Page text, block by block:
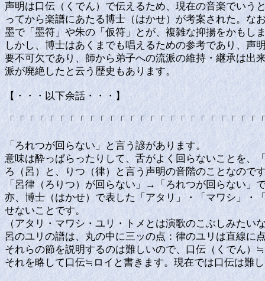
声明は口伝（くでん）で伝えるため、現在の音楽でいう
ってから楽譜にあたる博士（はかせ）が考案された。な
墨で「墨符」や朱の「仮符」とが、複雑な抑揚をかもし
しかし、博士はあくまでも唱えるための参考であり、
要不可欠であり、師から弟子への流派の維持・継承は出
派が廃絶したと云う歴史もあります。
【・・・以下余話・・・】
「「「「「「「「「「「「「「「「「「「「「「「「
「ろれつが回らない」と言う諺があります。
意味は酔っぱらったりして、舌がよく回らないことを
ろ（呂）と、りつ（律）と言う声明の音階のことなの
「呂律（ろりつ）が回らない」→「ろれつが回らない」
亦、博士（はかせ）で表した「アタリ」・「マワシ」・
せないことです。
（アタリ・マワシ・ユリ・トメとは演歌のこぶしみたい
呂のユリの譜は、丸の中に三ッの点：律のユリは直線に
それらの節を説明するのは難しいので、口伝（くでん）
それを略して口伝≒ロイと書きます。現在では口伝は難